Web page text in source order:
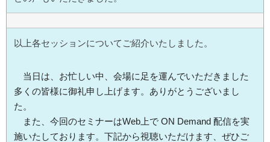
以上各セッションについてご紹介いたしました。
当日は、お忙しい中、会場に足を運んでいただきました
多くの皆様に御礼申し上げます。ありがとうございまし
た。
また、今回のセミナーはWeb上で ON Demand 配信を実
施いたしております。下記から視聴いただけます、ぜひご